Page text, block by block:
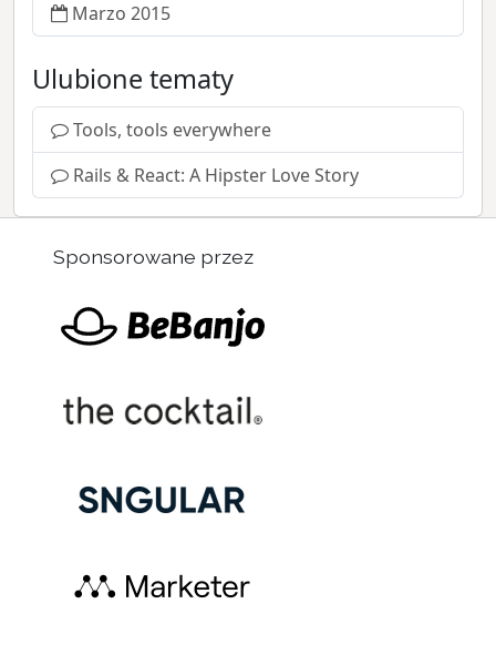
Marzo 2015
Ulubione tematy
Tools, tools everywhere
Rails & React: A Hipster Love Story
Sponsorowane przez